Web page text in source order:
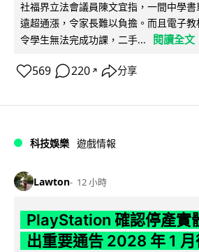
社福界立法會議員陳文宜指，一間中學
遠超通漲，令家長難以負擔。而且電子教
令學生無法完成功課，二手...
閱讀全文
569 220 ↗ 分享
科技娛樂 遊戲情報
Lawton 12 小時
PlayStation 確認停產實
出重要通告 2028 年 1